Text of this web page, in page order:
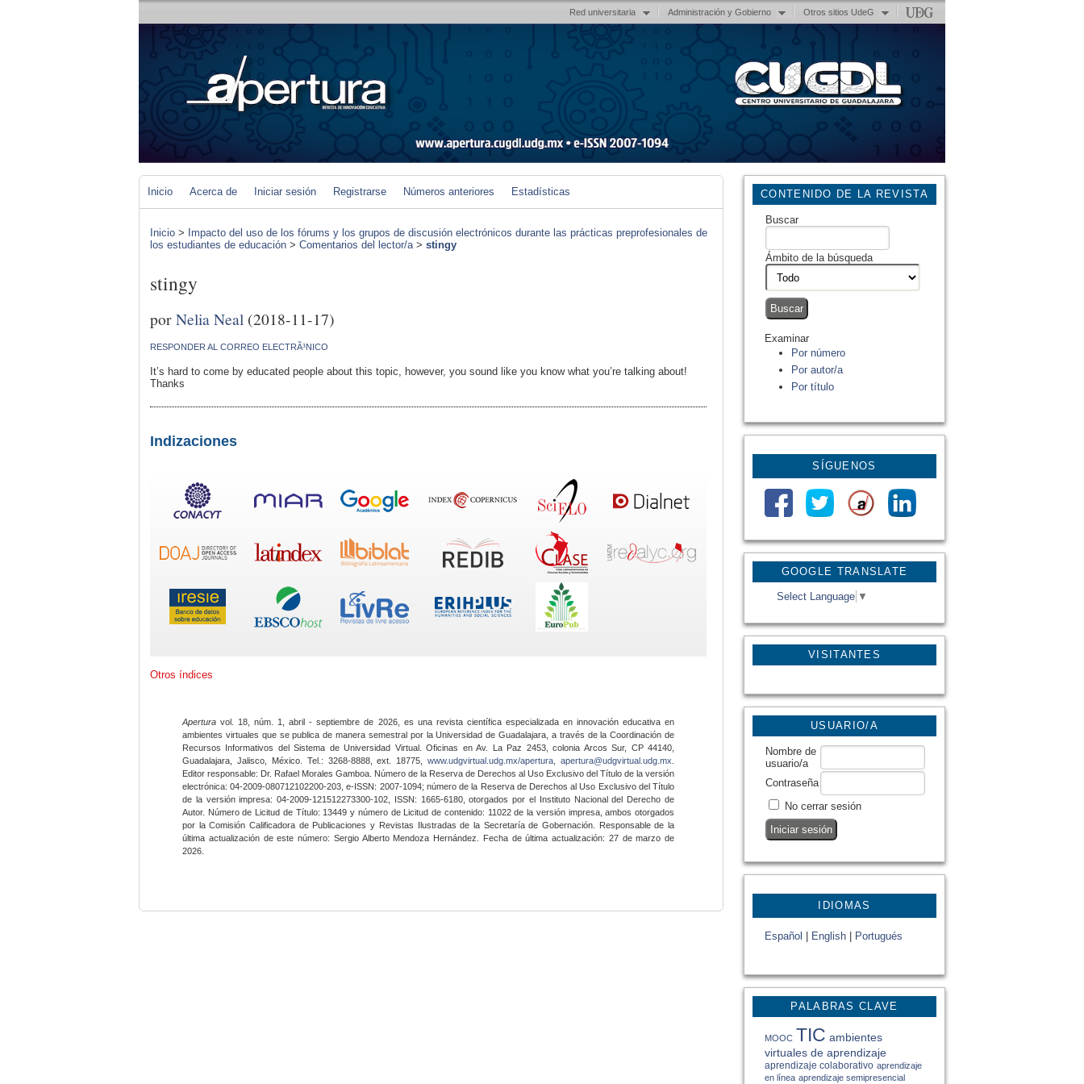
Red universitaria Administración y Gobierno Otros sitios UdeG
GOOGLE TRANSLATE
Select Language ▼
VISITANTES
CONTENIDO DE LA REVISTA
Buscar
Ámbito de la búsqueda
Examinar
Por número
Por autor/a
Por título
SÍGUENOS
USUARIO/A
Nombre de
usuario/a
Contraseña
No cerrar sesión
IDIOMAS
Español English Portugués
PALABRAS CLAVE
MOOC TIC ambientes
virtuales de aprendizaje
aprendizaje colaborativo aprendizaje
en línea aprendizaje semipresencial
Inicio Acerca de Iniciar sesión Registrarse Números anteriores Estadísticas
Inicio > Impacto del uso de los fórums y los grupos de discusión electrónicos durante las prácticas preprofesionales de
los estudiantes de educación > Comentarios del lector/a> stingy
stingy
porNelia Neal (2018-11-17)
RESPONDER AL CORREO ELECTRÃ³NICO
It’s hard to come by educated people about this topic, however, you sound like you know what you’re talking about!
Thanks
Indizaciones
Otros índices
Apertura vol. 18, núm. 1, abril - septiembre de 2026, es una revista científica especializada en innovación educativa en
ambientes virtuales que se publica de manera semestral por la Universidad de Guadalajara, a través de la Coordinación de
Recursos Informativos del Sistema de Universidad Virtual. Oficinas en Av. La Paz 2453, colonia Arcos Sur, CP 44140,
Guadalajara, Jalisco, México. Tel.: 3268-8888, ext. 18775,www.udgvirtual.udg.mx/apertura apertura@udgvirtual.udg.mx
Editor responsable: Dr. Rafael Morales Gamboa. Número de la Reserva de Derechos al Uso Exclusivo del Título de la versión
electrónica: 04-2009-080712102200-203, e-ISSN: 2007-1094; número de la Reserva de Derechos al Uso Exclusivo del Título
de la versión impresa: 04-2009-121512273300-102, ISSN: 1665-6180, otorgados por el Instituto Nacional del Derecho de
Autor. Número de Licitud de Título: 13449 y número de Licitud de contenido: 11022 de la versión impresa, ambos otorgados
por la Comisión Calificadora de Publicaciones y Revistas Ilustradas de la Secretaría de Gobernación. Responsable de la
última actualización de este número: Sergio Alberto Mendoza Hernández. Fecha de última actualización: 27 de marzo de
2026.